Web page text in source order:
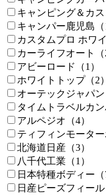
キャンピング＆カス
キャンパー鹿児島（
カスタムプロ ホワイ
カーライフオート（
アビーロード（1）
ホワイトトップ（2）
オーテックジャパン
タイムトラベルカン
アルペジオ（4）
ティフィンモーター
北海道日産（3）
八千代工業（1）
日本特種ボディー（
日産ピーズフィール